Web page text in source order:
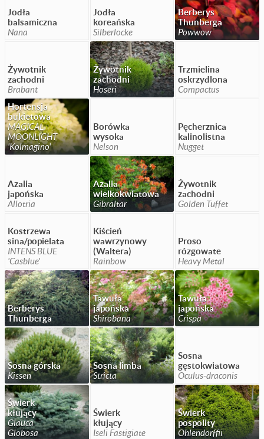
Jodła
balsamiczna
Nana
Jodła
koreańska
Silberlocke
Berberys
Thunberga
Powwow
Żywotnik
zachodni
Brabant
Żywotnik
zachodni
Hoseri
Trzmielina
oskrzydlona
Compactus
Hortensja
bukietowa
MAGICAL
MOONLIGHT
'Kolmagino'
Borówka
wysoka
Nelson
Pęcherznica
kalinolistna
Nugget
Azalia
japońska
Allotria
Azalia
wielkokwiatowa
Gibraltar
Żywotnik
zachodni
Golden Tuffet
Kostrzewa
sina/popielata
INTENS BLUE
'Casblue'
Kiścień
wawrzynowy
(Waltera)
Rainbow
Proso
rózgowate
Heavy Metal
Berberys
Thunberga
Tawuła
japońska
Shirobana
Tawuła
japońska
Crispa
Sosna górska
Kissen
Sosna limba
Stricta
Sosna
gęstokwiatowa
Oculus-draconis
Świerk
kłujący
Glauca
Globosa
Świerk
kłujący
Iseli Fastigiate
Świerk
pospolity
Ohlendorffii